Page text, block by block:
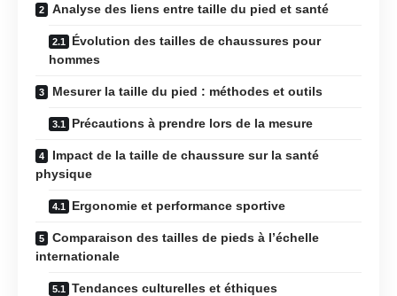
Analyse des liens entre taille du pied et santé
Évolution des tailles de chaussures pour
hommes
Mesurer la taille du pied : méthodes et outils
Précautions à prendre lors de la mesure
Impact de la taille de chaussure sur la santé
physique
Ergonomie et performance sportive
Comparaison des tailles de pieds à l’échelle
internationale
Tendances culturelles et éthiques